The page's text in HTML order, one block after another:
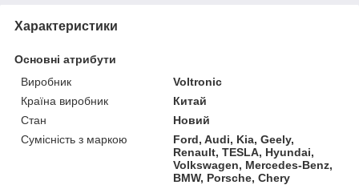
Характеристики
Основні атрибути
Виробник
Voltronic
Країна виробник
Китай
Стан
Новий
Сумісність з маркою
Ford, Audi, Kia, Geely,
Renault, TESLA, Hyundai,
Volkswagen, Mercedes-Benz,
BMW, Porsche, Chery